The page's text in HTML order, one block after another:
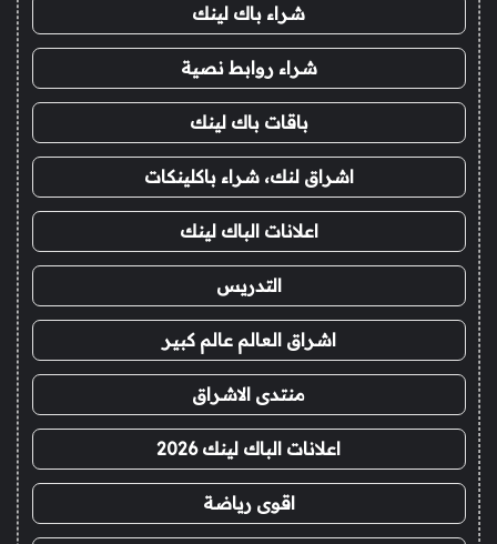
شراء باك لينك
شراء روابط نصية
باقات باك لينك
اشراق لنك، شراء باكلينكات
اعلانات الباك لينك
التدريس
اشراق العالم عالم كبير
منتدى الاشراق
اعلانات الباك لينك 2026
اقوى رياضة